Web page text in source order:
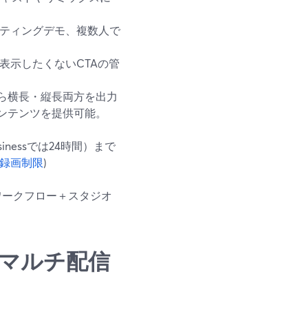
ィングデモ、複数人で
示したくないCTAの管
横長・縦長両方を出力
ンツを提供可能。
では24時間）まで
画制限)
クフロー＋スタジオ
ルチ配信